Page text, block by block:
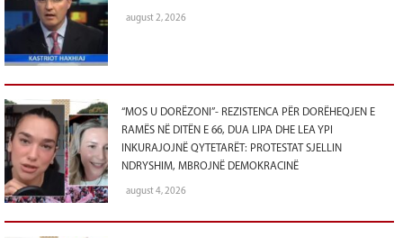
august 2, 2026
“MOS U DORËZONI”- REZISTENCA PËR DORËHEQJEN E
RAMËS NË DITËN E 66, DUA LIPA DHE LEA YPI
INKURAJOJNË QYTETARËT: PROTESTAT SJELLIN
NDRYSHIM, MBROJNË DEMOKRACINË
august 4, 2026